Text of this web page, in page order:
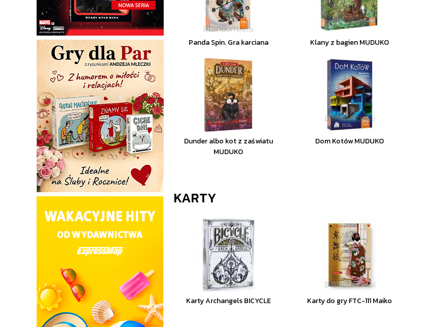
Panda Spin. Gra karciana Klany z bagien MUDUKO
Dunder albo kot z zaświatu
MUDUKO
Dom Kotów MUDUKO
KARTY
Karty Archangels BICYCLE Karty do gry FTC-111 Maiko